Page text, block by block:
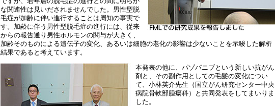
な関連性は見いだされませんでした。男性型脱
毛症が加齢に伴い進行することは周知の事実で
す。加齢に伴う男性型脱毛症の進行には、従来
からの報告通り男性ホルモンの関与が大きく、
加齢そのものによる遺伝子の変化、あるいは細胞の老化の影響は少ないことを示唆した解析
結果であると考えています。
本発表の他に、パゾパニブという新しい抗がん
剤と、その副作用としての毛髪の変化につい
て、小林英介先生（国立がん研究センター中央
病院骨軟部腫瘍科）と共同発表をしてまいりま
した。